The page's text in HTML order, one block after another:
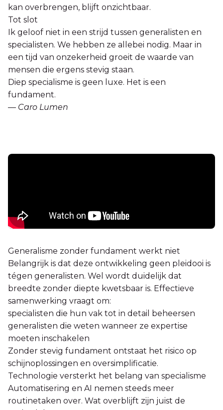
kan overbrengen, blijft onzichtbaar.
Tot slot
Ik geloof niet in een strijd tussen generalisten en
specialisten. We hebben ze allebei nodig. Maar in
een tijd van onzekerheid groeit de waarde van
mensen die ergens stevig staan.
Diep specialisme is geen luxe. Het is een
fundament.
— Caro Lumen
Generalisme zonder fundament werkt niet
Belangrijk is dat deze ontwikkeling geen pleidooi is
tégen generalisten. Wel wordt duidelijk dat
breedte zonder diepte kwetsbaar is. Effectieve
samenwerking vraagt om:
specialisten die hun vak tot in detail beheersen
generalisten die weten wanneer ze expertise
moeten inschakelen
Zonder stevig fundament ontstaat het risico op
schijnoplossingen en oversimplificatie.
Technologie versterkt het belang van specialisme
Automatisering en AI nemen steeds meer
routinetaken over. Wat overblijft zijn juist de